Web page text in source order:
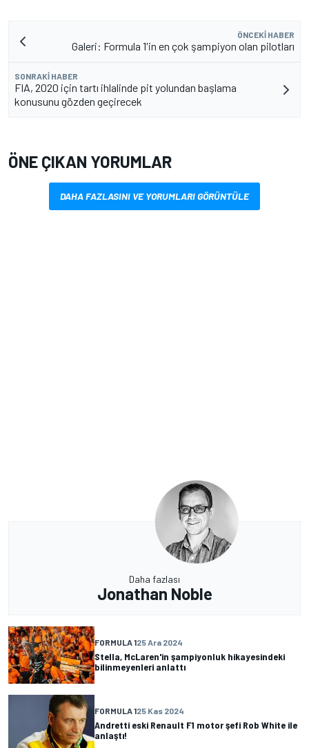
ÖNCEKI HABER
Galeri: Formula 1'in en çok şampiyon olan pilotları
SONRAKI HABER
FIA, 2020 için tartı ihlalinde pit yolundan başlama
konusunu gözden geçirecek
ÖNE ÇIKAN YORUMLAR
DAHA FAZLASINI VE YORUMLARI GÖRÜNTÜLE
Daha fazlası
Jonathan Noble
FORMULA 125 Ara 2024
Stella, McLaren'in şampiyonluk hikayesindeki
bilinmeyenleri anlattı
FORMULA 125 Kas 2024
Andretti eski Renault F1 motor şefi Rob White ile
anlaştı!